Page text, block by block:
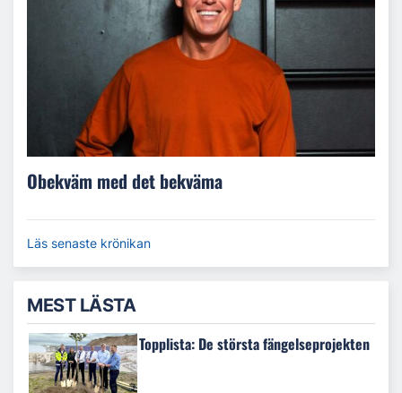
Obekväm med det bekväma
Läs senaste krönikan
MEST LÄSTA
Topplista: De största fängelseprojekten